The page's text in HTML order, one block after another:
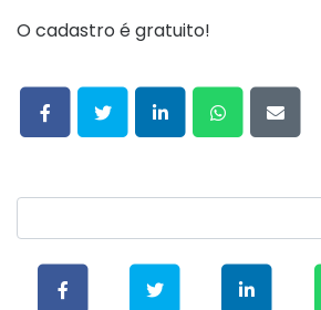
O cadastro é gratuito!